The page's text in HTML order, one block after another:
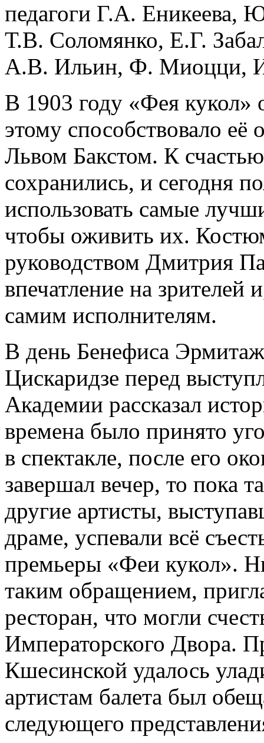
педагоги Г.А. Еникеева,
Т.В. Соломянко, Е.Г.
А.В. Ильин, Ф. Миоцци,
В 1903 году «Фея кукол»
этому способствовало
Львом Бакстом. К
сохранились, и сегодня
использовать самые
чтобы оживить их.
руководством Дмитрия
впечатление на зрителей
самим исполнителям.
В день Бенефиса
Цискаридзе перед
Академии рассказал
времена было принято
в спектакле, после его
завершал вечер, то пока
другие артисты,
драме, успевали всё
премьеры «Феи кукол».
таким обращением,
ресторан, что могли
Императорского Двора.
Кшесинской удалось
артистам балета был
следующего